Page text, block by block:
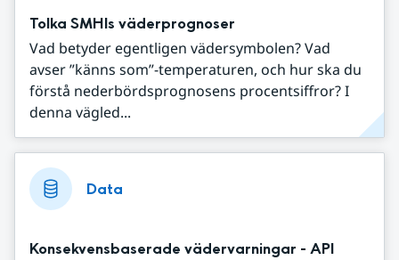
Tolka SMHIs väderprognoser
Vad betyder egentligen vädersymbolen? Vad
avser ”känns som”-temperaturen, och hur ska du
förstå nederbördsprognosens procentsiffror? I
denna vägled...
Data
Konsekvensbaserade vädervarningar - API